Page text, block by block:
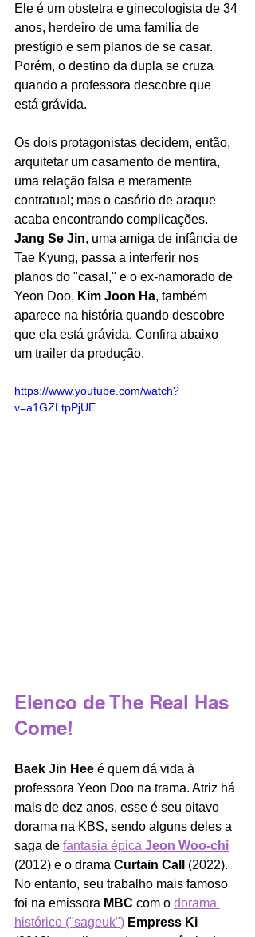
Ele é um obstetra e ginecologista de 34
anos, herdeiro de uma família de
prestígio e sem planos de se casar.
Porém, o destino da dupla se cruza
quando a professora descobre que
está grávida.
Os dois protagonistas decidem, então,
arquitetar um casamento de mentira,
uma relação falsa e meramente
contratual; mas o casório de araque
acaba encontrando complicações.
Jang Se Jin, uma amiga de infância de
Tae Kyung, passa a interferir nos
planos do "casal," e o ex-namorado de
Yeon Doo, Kim Joon Ha, também
aparece na história quando descobre
que ela está grávida. Confira abaixo
um trailer da produção.
https://www.youtube.com/watch?
v=a1GZLtpPjUE
Elenco de The Real Has
Come!
Baek Jin Hee é quem dá vida à
professora Yeon Doo na trama. Atriz há
mais de dez anos, esse é seu oitavo
dorama na KBS, sendo alguns deles a
saga de fantasia épica Jeon Woo-chi
(2012) e o drama Curtain Call
(2022).
No entanto, seu trabalho mais famoso
foi na emissora MBC com o dorama
histórico ("sageuk") Empress Ki